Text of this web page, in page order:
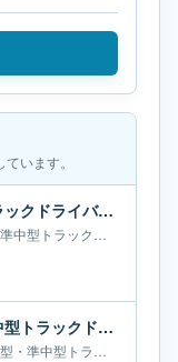
います。
三和物産株式会社の中型・準中型トラックドライバー求人｜愛知県名古屋市｜月給20万-26万円
トラックドライバー
トナミ運輸中国株式会社の中型・準中型トラックドライバー求人｜広島県広島市｜月給36万-64万円
準中型トラックドライバー